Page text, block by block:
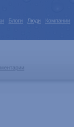
Блоги Люди Компании